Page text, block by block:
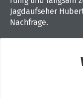
Jagdaufseher
Nachfrage.